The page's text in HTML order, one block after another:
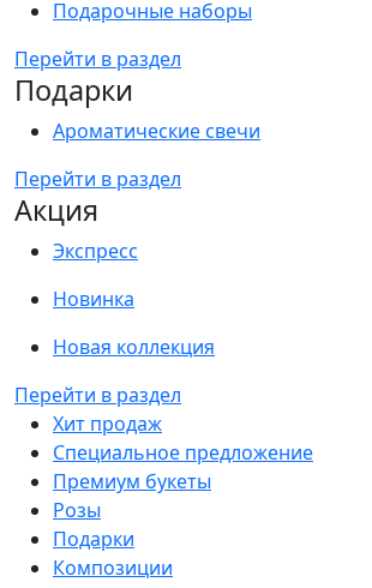
Подарочные наборы
Перейти в раздел
Подарки
Ароматические свечи
Перейти в раздел
Акция
Экспресс
Новинка
Новая коллекция
Перейти в раздел
Хит продаж
Специальное предложение
Премиум букеты
Розы
Подарки
Композиции